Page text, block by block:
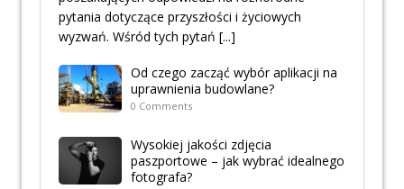
pytania dotyczące przyszłości i życiowych
wyzwań. Wśród tych pytań [...]
Od czego zacząć wybór aplikacji na
uprawnienia budowlane?
0 Comments
Wysokiej jakości zdjęcia
paszportowe – jak wybrać idealnego
fotografa?